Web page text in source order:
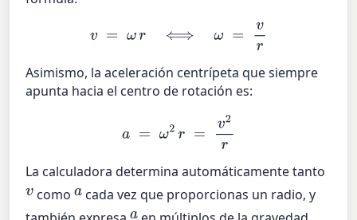
v
r⟺ω r
Asimismo, la aceleración centrípeta que siempre
apunta hacia el centro de rotación es:
ω2
La calculadora determina automáticamente tanto
vcomo acada vez que proporcionas un radio, y
a